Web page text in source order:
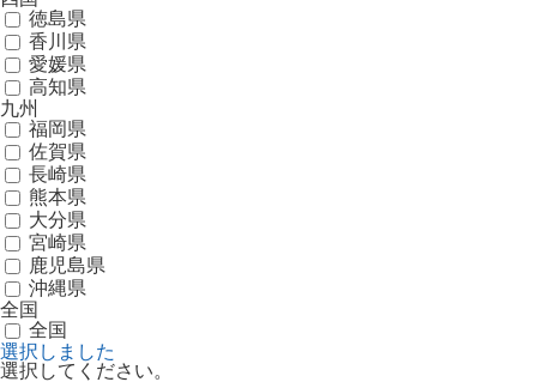
徳島県
香川県
愛媛県
高知県
九州
福岡県
佐賀県
長崎県
熊本県
大分県
宮崎県
鹿児島県
沖縄県
全国
全国
選択しました
選択してください。